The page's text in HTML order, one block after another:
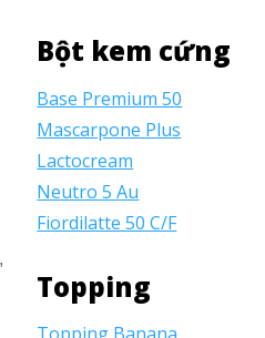
Bột kem cứng
Base Premium 50
Mascarpone Plus
Lactocream
Neutro 5 Au
Fiordilatte 50 C/F
Topping